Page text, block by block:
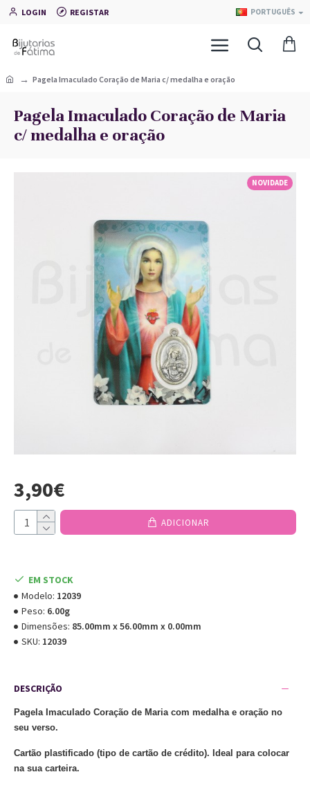
LOGIN REGISTAR PORTUGUÊS
Pagela Imaculado Coração de Maria c/ medalha e oração
Pagela Imaculado Coração de Maria
c/ medalha e oração
NOVIDADE
EM STOCK
Modelo: 12039
Peso: 6.00g
Dimensões: 85.00mm x 56.00mm x 0.00mm
SKU: 12039
3,90€
ADICIONAR
DESCRIÇÃO
Pagela Imaculado Coração de Maria com medalha e oração no
seu verso.
Cartão plastificado (tipo de cartão de crédito). Ideal para colocar
na sua carteira.